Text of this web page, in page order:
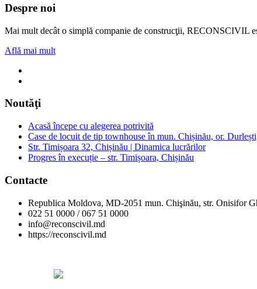
Despre noi
Mai mult decât o simplă companie de construcţii, RECONSCIVIL
Află mai mult
Noutăţi
Acasă începe cu alegerea potrivită
Case de locuit de tip townhouse în mun. Chișinău, or.
Str. Timișoara 32, Chișinău | Dinamica lucrărilor
Progres în execuție – str. Timișoara, Chișinău
Contacte
Republica Moldova, MD-2051 mun. Chişinău, str. Onisifor
022 51 0000 / 067 51 0000
info@reconscivil.md
https://reconscivil.md